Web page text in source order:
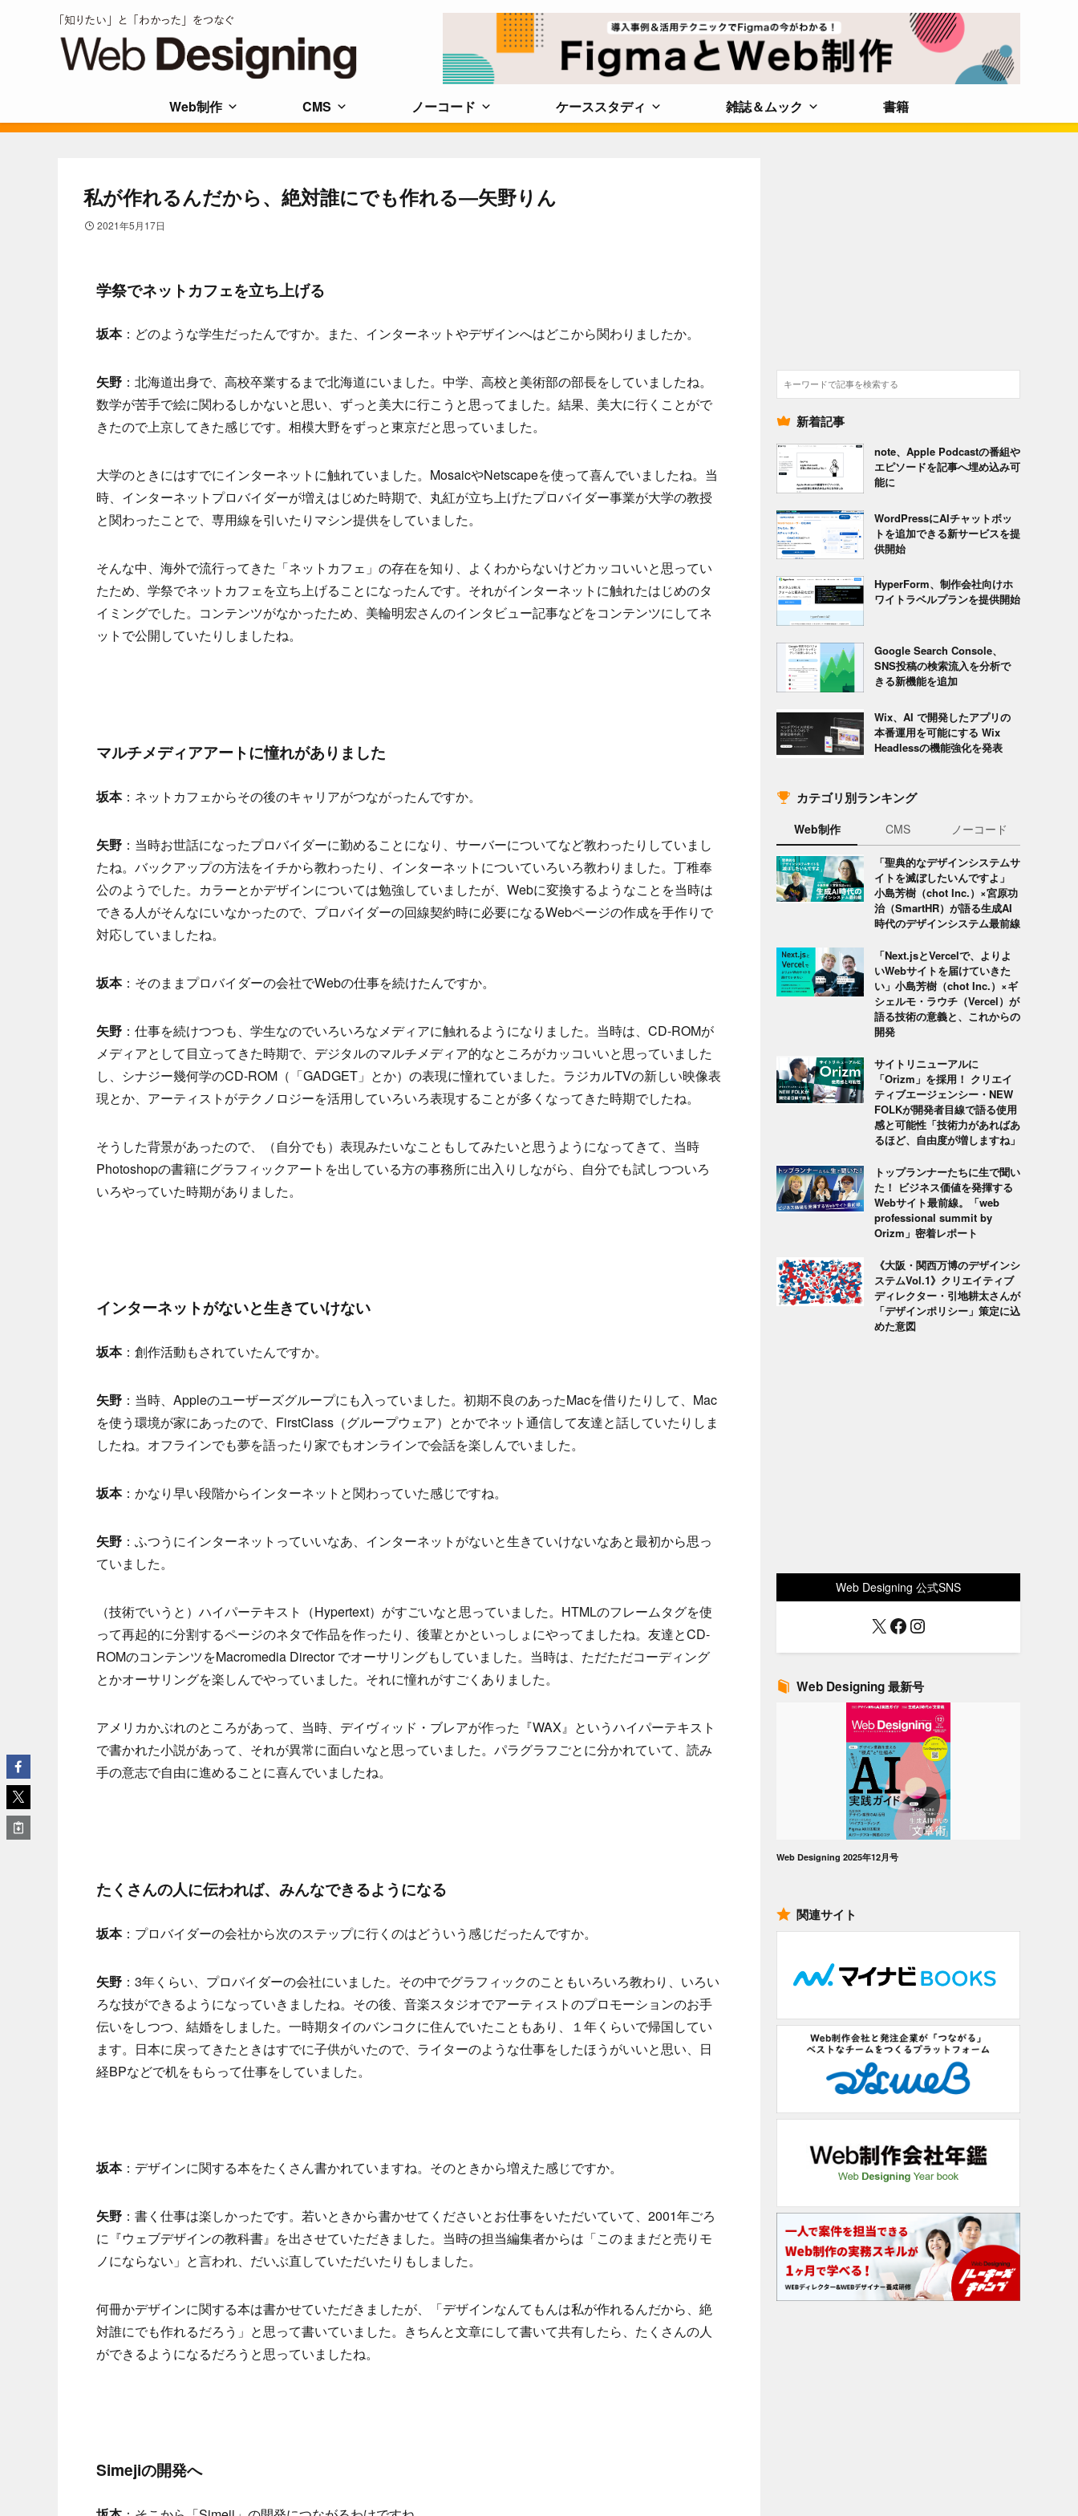
Web制作 CMS ノーコード ケーススタディ 雑誌＆ムック 書籍
私が作れるんだから、絶対誰にでも作れる―矢野りん
2021年5月17日
学祭でネットカフェを立ち上げる
坂本：どのような学生だったんですか。また、インターネットやデザインへはどこから関わりましたか。
矢野 ：北海道出身で、高校卒業するまで北海道にいました。中学、高校と美術部の部長をしていましたね。
数学が苦手で絵に関わるしかないと思い、ずっと美大に行こうと思ってました。結果、美大に行くことがで
きたので上京してきた感じです。相模大野をずっと東京だと思っていました。
大学のときにはすでにインターネットに触れていました。MosaicやNetscapeを使って喜んでいましたね。当
時、インターネットプロバイダーが増えはじめた時期で、丸紅が立ち上げたプロバイダー事業が大学の教授
と関わったことで、専用線を引いたりマシン提供をしていました。
そんな中、海外で流行ってきた「ネットカフェ」の存在を知り、よくわからないけどカッコいいと思ってい
たため、学祭でネットカフェを立ち上げることになったんです。それがインターネットに触れたはじめのタ
イミングでした。コンテンツがなかったため、美輪明宏さんのインタビュー記事などをコンテンツにしてネ
ットで公開していたりしましたね。
マルチメディアアートに憧れがありました
坂本：ネットカフェからその後のキャリアがつながったんですか。
矢野 ：当時お世話になったプロバイダーに勤めることになり、サーバーについてなど教わったりしていまし
たね。バックアップの方法をイチから教わったり、インターネットについていろいろ教わりました。丁稚奉
公のようでした。カラーとかデザインについては勉強していましたが、Webに変換するようなことを当時は
できる人がそんなにいなかったので、プロバイダーの回線契約時に必要になるWebページの作成を手作りで
対応していましたね。
坂本：そのままプロバイダーの会社でWebの仕事を続けたんですか。
矢野 ：仕事を続けつつも、学生なのでいろいろなメディアに触れるようになりました。当時は、CD-ROMが
メディアとして目立ってきた時期で、デジタルのマルチメディア的なところがカッコいいと思っていました
し、シナジー幾何学のCD-ROM（「GADGET」とか）の表現に憧れていました。ラジカルTVの新しい映像表
現とか、アーティストがテクノロジーを活用していろいろ表現することが多くなってきた時期でしたね。
そうした背景があったので、（自分でも）表現みたいなこともしてみたいと思うようになってきて、当時
Photoshopの書籍にグラフィックアートを出している方の事務所に出入りしながら、自分でも試しつついろ
いろやっていた時期がありました。
インターネットがないと生きていけない
坂本：創作活動もされていたんですか。
矢野 ：当時、Appleのユーザーズグループにも入っていました。初期不良のあったMacを借りたりして、Mac
を使う環境が家にあったので、FirstClass（グループウェア）とかでネット通信して友達と話していたりしま
したね。オフラインでも夢を語ったり家でもオンラインで会話を楽しんでいました。
坂本：かなり早い段階からインターネットと関わっていた感じですね。
矢野 ：ふつうにインターネットっていいなあ、インターネットがないと生きていけないなあと最初から思っ
ていました。
（技術でいうと）ハイパーテキスト（Hypertext）がすごいなと思っていました。HTMLのフレームタグを使
って再起的に分割するページのネタで作品を作ったり、後輩とかといっしょにやってましたね。友達とCD-
ROMのコンテンツをMacromedia Director でオーサリングもしていました。当時は、ただただコーディング
とかオーサリングを楽しんでやっていました。それに憧れがすごくありました。
アメリカかぶれのところがあって、当時、デイヴィッド・ブレアが作った『WAX』というハイパーテキスト
で書かれた小説があって、それが異常に面白いなと思っていました。パラグラフごとに分かれていて、読み
手の意志で自由に進めることに喜んでいましたね。
たくさんの人に伝われば、みんなできるようになる
坂本：プロバイダーの会社から次のステップに行くのはどういう感じだったんですか。
矢野 ：3年くらい、プロバイダーの会社にいました。その中でグラフィックのこともいろいろ教わり、いろい
ろな技ができるようになっていきましたね。その後、音楽スタジオでアーティストのプロモーションのお手
伝いをしつつ、結婚をしました。一時期タイのバンコクに住んでいたこともあり、１年くらいで帰国してい
ます。日本に戻ってきたときはすでに子供がいたので、ライターのような仕事をしたほうがいいと思い、日
経BPなどで机をもらって仕事をしていました。
坂本：デザインに関する本をたくさん書かれていますね。そのときから増えた感じですか。
矢野 ：書く仕事は楽しかったです。若いときから書かせてくださいとお仕事をいただいていて、2001年ごろ
に『ウェブデザインの教科書』を出させていただきました。当時の担当編集者からは「このままだと売りモ
ノにならない」と言われ、だいぶ直していただいたりもしました。
何冊かデザインに関する本は書かせていただきましたが、「デザインなんてもんは私が作れるんだから、絶
対誰にでも作れるだろう」と思って書いていました。きちんと文章にして書いて共有したら、たくさんの人
ができるようになるだろうと思っていましたね。
Simejiの開発へ
検
索
新着記事
note、Apple Podcastの番組や
エピソードを記事へ埋め込み可
能に
WordPressにAIチャットボッ
トを追加できる新サービスを提
供開始
HyperForm、制作会社向けホ
ワイトラベルプランを提供開始
Google Search Console、
SNS投稿の検索流入を分析で
きる新機能を追加
Wix、AI で開発したアプリの
本番運用を可能にする Wix
Headlessの機能強化を発表
カテゴリ別ランキング
Web制作 CMS ノーコード
「聖典的なデザインシステムサ
イトを滅ぼしたいんですよ」
小島芳樹（chot Inc.）×宮原功
治（SmartHR）が語る生成AI
時代のデザインシステム最前線
「Next.jsとVercelで、よりよ
いWebサイトを届けていきた
い」小島芳樹（chot Inc.）×ギ
シェルモ・ラウチ（Vercel）が
語る技術の意義と、これからの
開発
サイトリニューアルに
「Orizm」を採用！ クリエイ
ティブエージェンシー・NEW
FOLKが開発者目線で語る使用
感と可能性「技術力があればあ
るほど、自由度が増しますね」
トップランナーたちに生で聞い
た！ ビジネス価値を発揮する
Webサイト最前線。「web
professional summit by
Orizm」密着レポート
《大阪・関西万博のデザインシ
ステムVol.1》クリエイティブ
ディレクター・引地耕太さんが
「デザインポリシー」策定に込
めた意図
Web Designing 公式SNS
X Facebook
Instagram
Web Designing 最新号
Web Designing 2025年12月号
関連サイト